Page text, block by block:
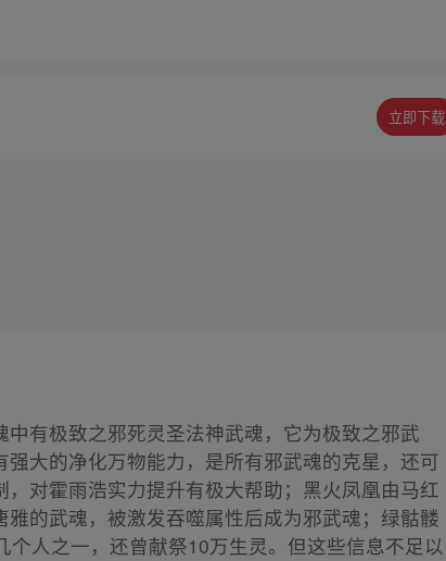
立即下载
有极致之邪死灵圣法神武魂，它为极致之邪武
大的净化万物能力，是所有邪武魂的克星，还可
对霍雨浩实力提升有极大帮助；黑火凤凰由马红
的武魂，被激发吞噬属性后成为邪武魂；绿骷髅
人之一，还曾献祭10万生灵。但这些信息不足以